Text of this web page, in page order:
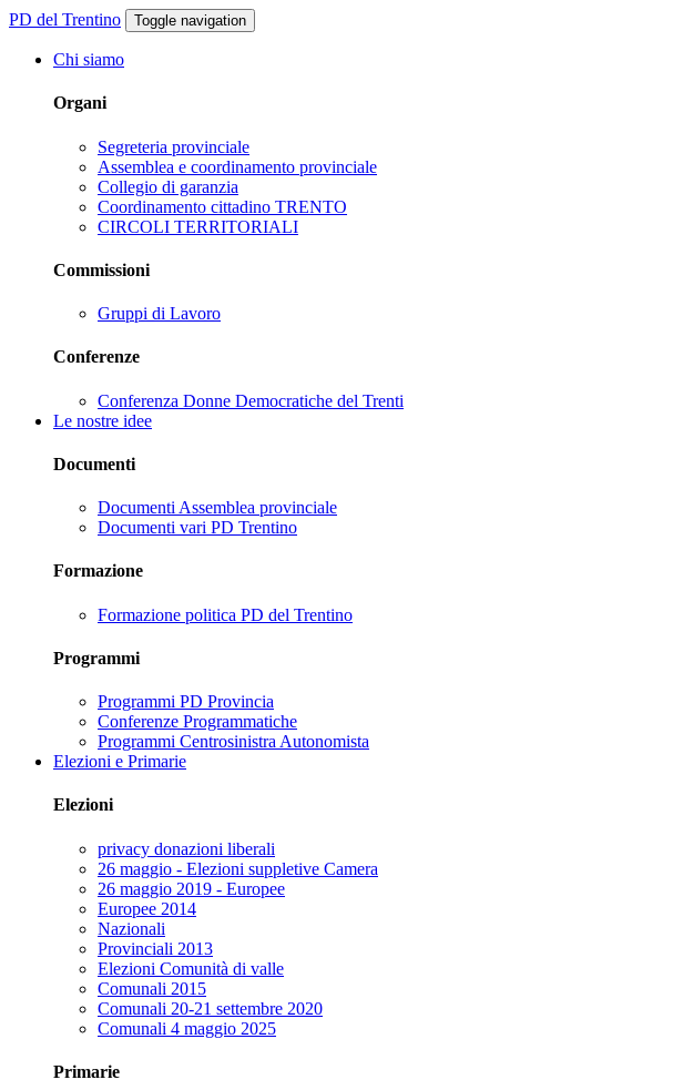
PD del Trentino Toggle navigation
Chi siamo
Organi
Segreteria provinciale
Assemblea e coordinamento provinciale
Collegio di garanzia
Coordinamento cittadino TRENTO
CIRCOLI TERRITORIALI
Commissioni
Gruppi di Lavoro
Conferenze
Conferenza Donne Democratiche del Trenti
Le nostre idee
Documenti
Documenti Assemblea provinciale
Documenti vari PD Trentino
Formazione
Formazione politica PD del Trentino
Programmi
Programmi PD Provincia
Conferenze Programmatiche
Programmi Centrosinistra Autonomista
Elezioni e Primarie
Elezioni
privacy donazioni liberali
26 maggio - Elezioni suppletive Camera
26 maggio 2019 - Europee
Europee 2014
Nazionali
Provinciali 2013
Elezioni Comunità di valle
Comunali 2015
Comunali 20-21 settembre 2020
Comunali 4 maggio 2025
Primarie